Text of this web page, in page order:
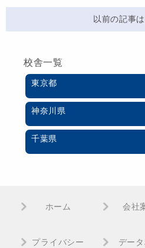
以前の記事
校舎一覧
東京都
神奈川県
千葉県
ホーム 会社
プライバシー
デー